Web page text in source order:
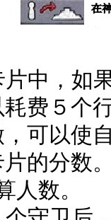
中，如
费５个
，可以使
的分数
人数。